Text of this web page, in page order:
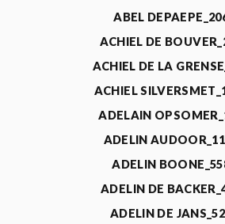
ABEL
ACHIEL DE
ACHIEL DE LA
ACHIEL
ADELAIN
ADELIN
ADELIN
ADELIN DE
ADELIN DE